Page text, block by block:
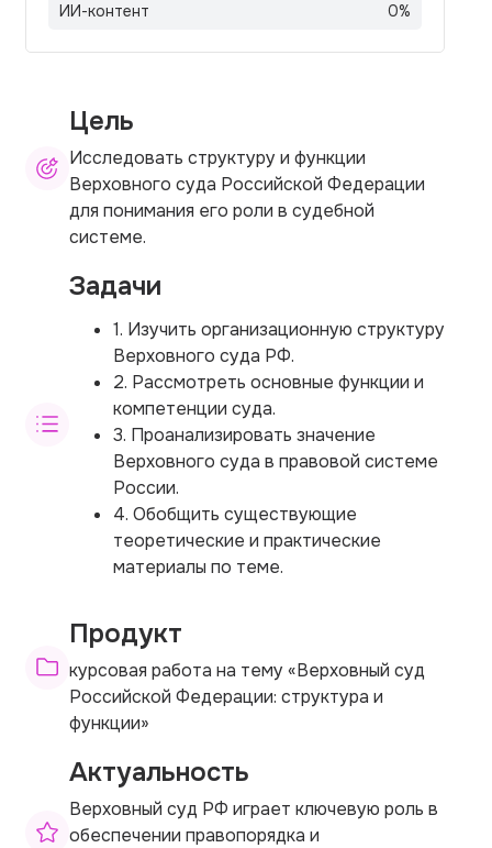
ИИ-контент
0%
Цель
Исследовать структуру и функции
Верховного суда Российской Федерации
для понимания его роли в судебной
системе.
Задачи
1. Изучить организационную структуру
Верховного суда РФ.
2. Рассмотреть основные функции и
компетенции суда.
3. Проанализировать значение
Верховного суда в правовой системе
России.
4. Обобщить существующие
теоретические и практические
материалы по теме.
Продукт
курсовая работа на тему «Верховный суд
Российской Федерации: структура и
функции»
Актуальность
Верховный суд РФ играет ключевую роль в
обеспечении правопорядка и